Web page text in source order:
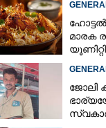
മാരക
ജോലി